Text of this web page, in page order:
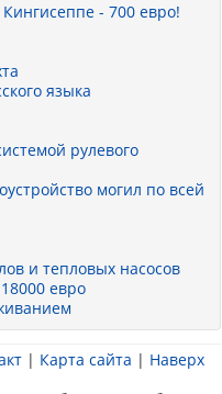
- 700 евро!
языка
рулевого
могил по всей
и тепловых насосов
евро
| Карта сайта | Наверх